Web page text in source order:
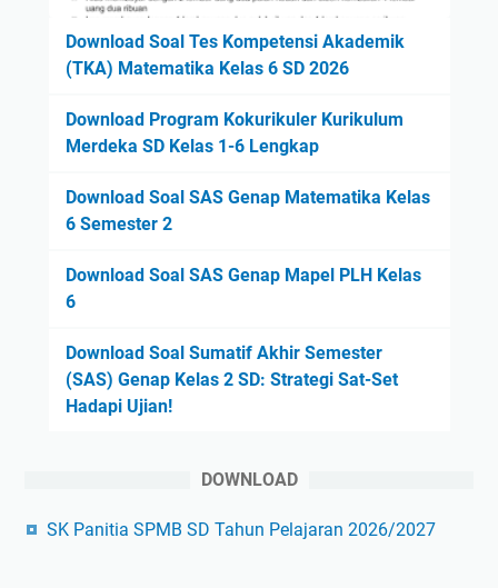
Download Soal Tes Kompetensi Akademik
(TKA) Matematika Kelas 6 SD 2026
Download Program Kokurikuler Kurikulum
Merdeka SD Kelas 1-6 Lengkap
Download Soal SAS Genap Matematika Kelas
6 Semester 2
Download Soal SAS Genap Mapel PLH Kelas
6
Download Soal Sumatif Akhir Semester
(SAS) Genap Kelas 2 SD: Strategi Sat-Set
Hadapi Ujian!
DOWNLOAD
SK Panitia SPMB SD Tahun Pelajaran 2026/2027